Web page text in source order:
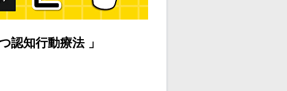
認知行動療法 」